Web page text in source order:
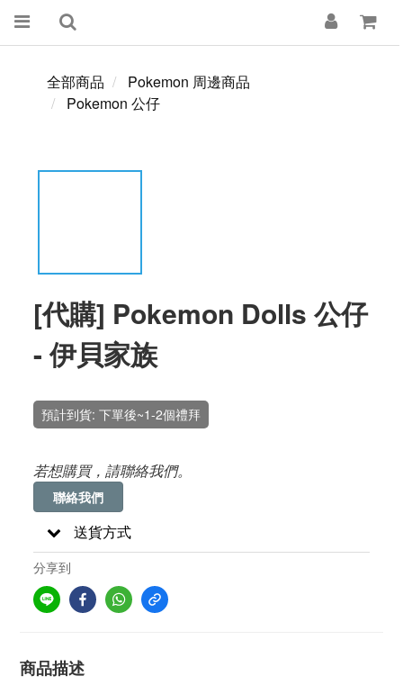
全部商品
Pokemon 周邊商品
Pokemon 公仔
[代購] Pokemon Dolls 公仔
- 伊貝家族
預計到貨: 下單後~1-2個禮拜
若想購買，請聯絡我們。
聯絡我們
送貨方式
分享到
商品描述